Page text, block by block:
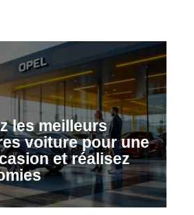
les meilleurs
voiture pour une
et réalisez